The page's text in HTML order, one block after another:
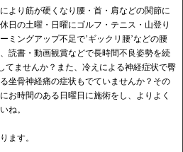
より筋が硬くなり腰・首・肩などの関節に
日の土曜・日曜にゴルフ・テニス・山登り
ミングアップ不足で’ギックリ腰’などの腰
読書・動画観賞などで長時間不良姿勢を続
てませんか？また、冷えによる神経症状で臀
坐骨神経痛の症状もでていませんか？その
お時間のある日曜日に施術をし、よりよく
ね。
ます。